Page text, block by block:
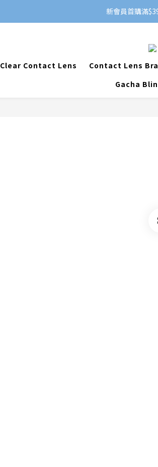
新會員首購滿
Clear Contact Lens Contact Lens
Gacha